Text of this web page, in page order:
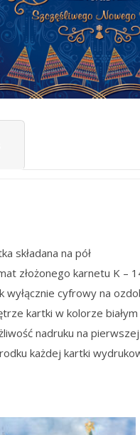
składana na pół
złożonego karnetu K –
wyłącznie cyfrowy na
kartki w kolorze białym
nadruku na
każdej kartki